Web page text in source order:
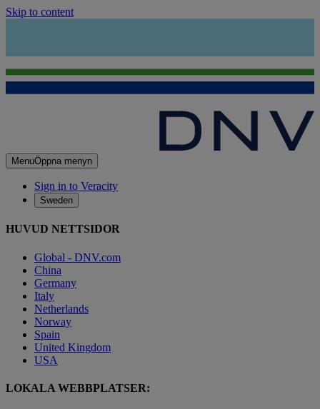
Skip to content
MenuÖppna menyn
Sign in to Veracity
Sweden
HUVUD NETTSIDOR
Global - DNV.com
China
Germany
Italy
Netherlands
Norway
Spain
United Kingdom
USA
LOKALA WEBBPLATSER: